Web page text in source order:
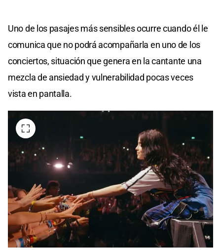
Uno de los pasajes más sensibles ocurre cuando él le
comunica que no podrá acompañarla en uno de los
conciertos, situación que genera en la cantante una
mezcla de ansiedad y vulnerabilidad pocas veces
vista en pantalla.